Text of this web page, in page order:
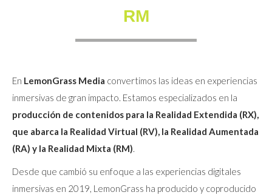
RM
En LemonGrass Media convertimos las ideas en experiencias
inmersivas de gran impacto. Estamos especializados en la
producción de contenidos para la Realidad Extendida (RX),
que abarca la Realidad Virtual (RV), la Realidad Aumentada
(RA) y la Realidad Mixta (RM).
Desde que cambió su enfoque a las experiencias digitales
inmersivas en 2019, LemonGrass ha producido y coproducido